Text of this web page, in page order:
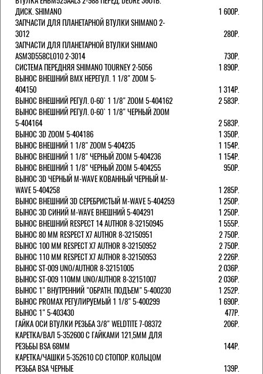
ДИСК. SHIMANO
1 600Р.
ЗАПЧАСТИ ДЛЯ ПЛАНЕТАРНОЙ ВТУЛКИ SHIMANO 2-
3012
280Р.
ЗАПЧАСТИ ДЛЯ ПЛАНЕТАРНОЙ ВТУЛКИ SHIMANO
ASM3D558CL010 2-3014
730Р.
СИСТЕМА ПЕРЕДНЯЯ SHIMANO TOURNEY 2-5056
1 890Р.
ВЫНОС ВНЕШНИЙ BMX НЕРЕГУЛ. 1 1/8" ZOOM 5-
404150
1 314Р.
ВЫНОС ВНЕШНИЙ РЕГУЛ. 0-60` 1 1/8" ZOOM 5-404162
2 583Р.
ВЫНОС ВНЕШНИЙ РЕГУЛ. 0-60` 1 1/8" ЧЕРНЫЙ ZOOM
5-404164
2 583Р.
ВЫНОС 3D ZOOM 5-404186
1 350Р.
ВЫНОС ВНЕШНИЙ 1 1/8" ZOOM 5-404235
1 154Р.
ВЫНОС ВНЕШНИЙ 1 1/8" ЧЕРНЫЙ ZOOM 5-404236
1 154Р.
ВЫНОС ВНЕШНИЙ 1 1/8" ЧЕРНЫЙ ZOOM 5-404255
950Р.
ВЫНОС 3D ЧЕРНЫЙ M-WAVE КОВАННЫЙ ЧЕРНЫЙ M-
WAVE 5-404258
1 285Р.
ВЫНОС ВНЕШНИЙ 3D СЕРЕБРИСТЫЙ M-WAVE 5-404259
1 250Р.
ВЫНОС 3D СИНИЙ M-WAVE ВНЕШНИЙ 5-404291
1 250Р.
ВЫНОС ВНЕШНИЙ RESPECT 14 AUTHOR 8-32150945
1 555Р.
ВЫНОС 80 ММ RESPECT Х7 AUTHOR 8-32150951
2 750Р.
ВЫНОС 100 ММ RESPECT Х7 AUTHOR 8-32150952
2 750Р.
ВЫНОС 110 ММ RESPECT Х7 AUTHOR 8-32150953
2 226Р.
ВЫНОС ST-009 UNO/AUTHOR 8-32151005
2 036Р.
ВЫНОС ST-009 110ММ UNO/AUTHOR 8-32151007
2 036Р.
ВЫНОС 1" ВНУТРЕННИЙ "ОБРАТН. ПОДЪЕМ" 5-400230
1 252Р.
ВЫНОС PROMAX РЕГУЛИРУЕМЫЙ 1 1/8" 5-400299
1 690Р.
ВЫНОС 1" 5-403430
477Р.
ГАЙКА ОСИ ВТУЛКИ РЕЗЬБА 3/8" WELDTITE 7-08372
206Р.
КАРЕТКА/ВАЛ 5-352600 С ГАЙКАМИ 121,5ММ ДЛЯ
РЕЗЬБЫ BSA 68ММ
144Р.
КАРЕТКА/ЧАШКИ 5-352610 СО СТОПОР. КОЛЬЦОМ
РЕЗЬБА BSA ЧЕРНЫЕ
139Р.